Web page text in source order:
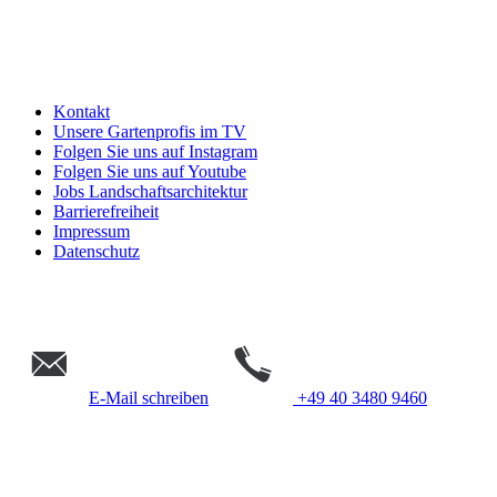
Kontakt
Unsere Gartenprofis im TV
Folgen Sie uns auf Instagram
Folgen Sie uns auf Youtube
Jobs Landschaftsarchitektur
Barrierefreiheit
Impressum
Datenschutz
E-Mail schreiben
+49 40 3480 9460